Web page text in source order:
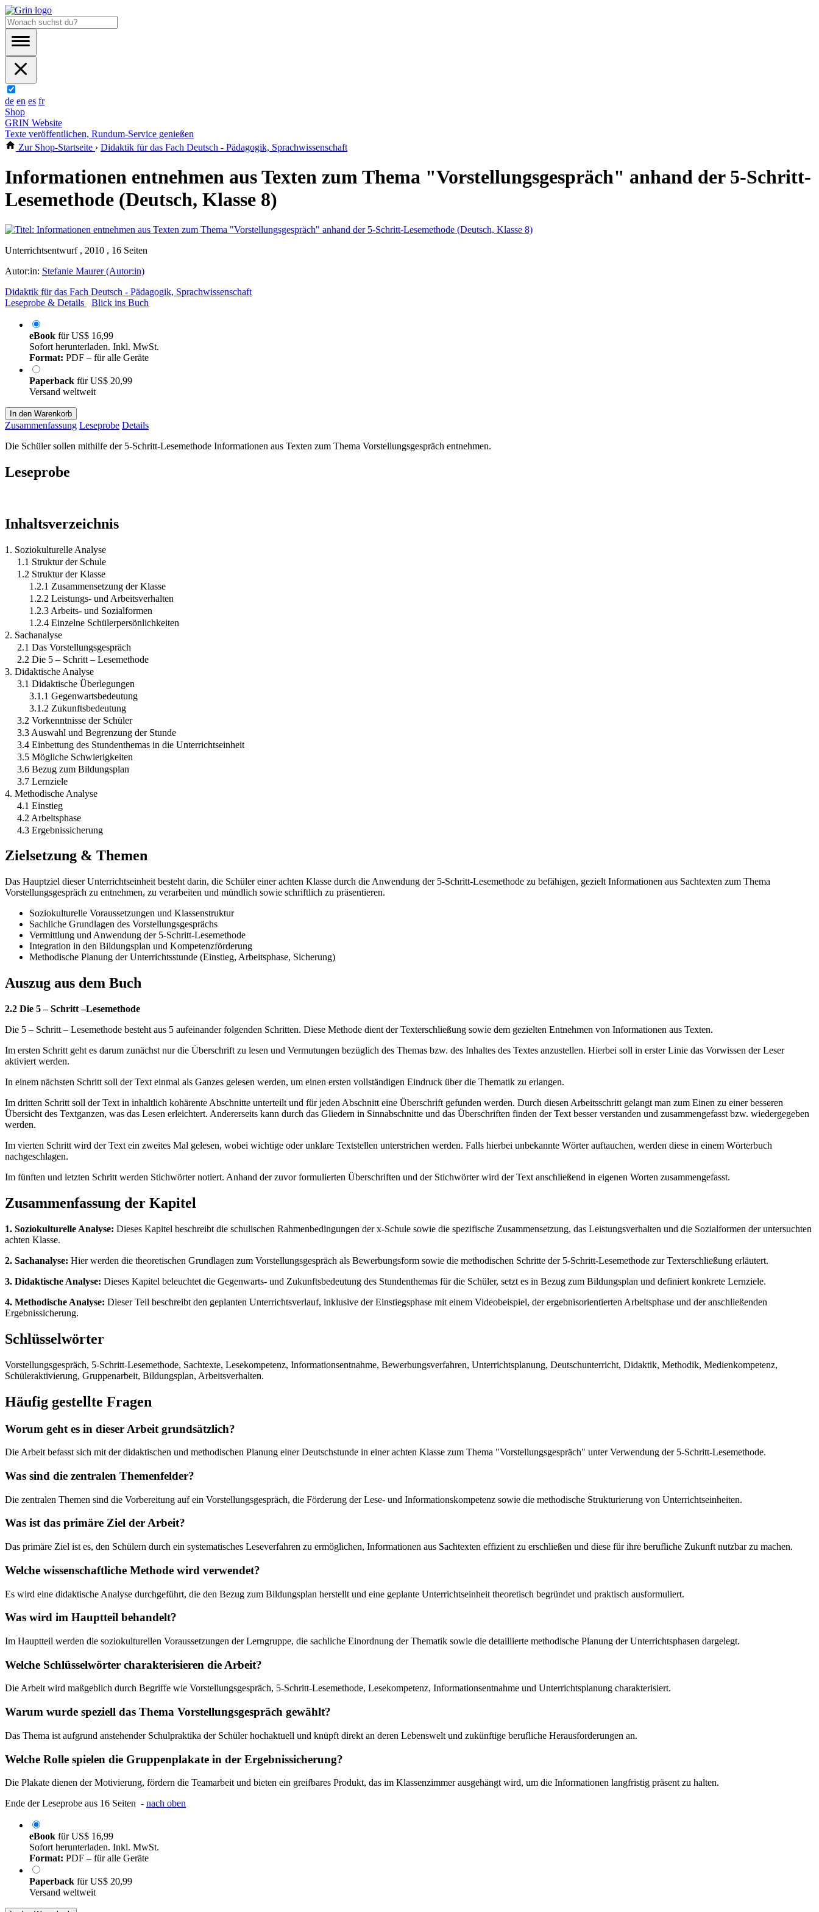
de en es fr
Shop
GRIN Website
Texte veröffentlichen, Rundum-Service genießen
Zur Shop-Startseite › Didaktik für das Fach Deutsch - Pädagogik, Sprachwissenschaft
Informationen entnehmen aus Texten zum Thema "Vorstellungsgespräch" anhand der 5-Schritt-
Lesemethode (Deutsch, Klasse 8)
Unterrichtsentwurf , 2010 , 16 Seiten
Autor:in: Stefanie Maurer (Autor:in)
Didaktik für das Fach Deutsch - Pädagogik, Sprachwissenschaft
Leseprobe & Details
Blick ins Buch
eBook fürUS$ 16,99
Sofort herunterladen. Inkl. MwSt.
Format: PDF – für alle Geräte
Paperback fürUS$ 20,99
Versand weltweit
In den Warenkorb
Zusammenfassung Leseprobe Details
Die Schüler sollen mithilfe der 5-Schritt-Lesemethode Informationen aus Texten zum Thema Vorstellungsgespräch entnehmen.
Leseprobe
Inhaltsverzeichnis
1. Soziokulturelle Analyse
1.1 Struktur der Schule
1.2 Struktur der Klasse
1.2.1 Zusammensetzung der Klasse
1.2.2 Leistungs- und Arbeitsverhalten
1.2.3 Arbeits- und Sozialformen
1.2.4 Einzelne Schülerpersönlichkeiten
2. Sachanalyse
2.1 Das Vorstellungsgespräch
2.2 Die 5 – Schritt – Lesemethode
3. Didaktische Analyse
3.1 Didaktische Überlegungen
3.1.1 Gegenwartsbedeutung
3.1.2 Zukunftsbedeutung
3.2 Vorkenntnisse der Schüler
3.3 Auswahl und Begrenzung der Stunde
3.4 Einbettung des Stundenthemas in die Unterrichtseinheit
3.5 Mögliche Schwierigkeiten
3.6 Bezug zum Bildungsplan
3.7 Lernziele
4. Methodische Analyse
4.1 Einstieg
4.2 Arbeitsphase
4.3 Ergebnissicherung
Zielsetzung & Themen
Das Hauptziel dieser Unterrichtseinheit besteht darin, die Schüler einer achten Klasse durch die Anwendung der 5-Schritt-Lesemethode zu befähigen, gezielt Informationen aus Sachtexten zum Thema
Vorstellungsgespräch zu entnehmen, zu verarbeiten und mündlich sowie schriftlich zu präsentieren.
Soziokulturelle Voraussetzungen und Klassenstruktur
Sachliche Grundlagen des Vorstellungsgesprächs
Vermittlung und Anwendung der 5-Schritt-Lesemethode
Integration in den Bildungsplan und Kompetenzförderung
Methodische Planung der Unterrichtsstunde (Einstieg, Arbeitsphase, Sicherung)
Auszug aus dem Buch
2.2 Die 5 – Schritt –Lesemethode
Die 5 – Schritt – Lesemethode besteht aus 5 aufeinander folgenden Schritten. Diese Methode dient der Texterschließung sowie dem gezielten Entnehmen von Informationen aus Texten.
Im ersten Schritt geht es darum zunächst nur die Überschrift zu lesen und Vermutungen bezüglich des Themas bzw. des Inhaltes des Textes anzustellen. Hierbei soll in erster Linie das Vorwissen der Leser
aktiviert werden.
In einem nächsten Schritt soll der Text einmal als Ganzes gelesen werden, um einen ersten vollständigen Eindruck über die Thematik zu erlangen.
Im dritten Schritt soll der Text in inhaltlich kohärente Abschnitte unterteilt und für jeden Abschnitt eine Überschrift gefunden werden. Durch diesen Arbeitsschritt gelangt man zum Einen zu einer besseren
Übersicht des Textganzen, was das Lesen erleichtert. Andererseits kann durch das Gliedern in Sinnabschnitte und das Überschriften finden der Text besser verstanden und zusammengefasst bzw. wiedergegeben
werden.
Im vierten Schritt wird der Text ein zweites Mal gelesen, wobei wichtige oder unklare Textstellen unterstrichen werden. Falls hierbei unbekannte Wörter auftauchen, werden diese in einem Wörterbuch
nachgeschlagen.
Im fünften und letzten Schritt werden Stichwörter notiert. Anhand der zuvor formulierten Überschriften und der Stichwörter wird der Text anschließend in eigenen Worten zusammengefasst.
Zusammenfassung der Kapitel
1. Soziokulturelle Analyse: Dieses Kapitel beschreibt die schulischen Rahmenbedingungen der x-Schule sowie die spezifische Zusammensetzung, das Leistungsverhalten und die Sozialformen der untersuchten
achten Klasse.
2. Sachanalyse: Hier werden die theoretischen Grundlagen zum Vorstellungsgespräch als Bewerbungsform sowie die methodischen Schritte der 5-Schritt-Lesemethode zur Texterschließung erläutert.
3. Didaktische Analyse: Dieses Kapitel beleuchtet die Gegenwarts- und Zukunftsbedeutung des Stundenthemas für die Schüler, setzt es in Bezug zum Bildungsplan und definiert konkrete Lernziele.
4. Methodische Analyse: Dieser Teil beschreibt den geplanten Unterrichtsverlauf, inklusive der Einstiegsphase mit einem Videobeispiel, der ergebnisorientierten Arbeitsphase und der anschließenden
Ergebnissicherung.
Schlüsselwörter
Vorstellungsgespräch, 5-Schritt-Lesemethode, Sachtexte, Lesekompetenz, Informationsentnahme, Bewerbungsverfahren, Unterrichtsplanung, Deutschunterricht, Didaktik, Methodik, Medienkompetenz,
Schüleraktivierung, Gruppenarbeit, Bildungsplan, Arbeitsverhalten.
Häufig gestellte Fragen
Worum geht es in dieser Arbeit grundsätzlich?
Die Arbeit befasst sich mit der didaktischen und methodischen Planung einer Deutschstunde in einer achten Klasse zum Thema "Vorstellungsgespräch" unter Verwendung der 5-Schritt-Lesemethode.
Was sind die zentralen Themenfelder?
Die zentralen Themen sind die Vorbereitung auf ein Vorstellungsgespräch, die Förderung der Lese- und Informationskompetenz sowie die methodische Strukturierung von Unterrichtseinheiten.
Was ist das primäre Ziel der Arbeit?
Das primäre Ziel ist es, den Schülern durch ein systematisches Leseverfahren zu ermöglichen, Informationen aus Sachtexten effizient zu erschließen und diese für ihre berufliche Zukunft nutzbar zu machen.
Welche wissenschaftliche Methode wird verwendet?
Es wird eine didaktische Analyse durchgeführt, die den Bezug zum Bildungsplan herstellt und eine geplante Unterrichtseinheit theoretisch begründet und praktisch ausformuliert.
Was wird im Hauptteil behandelt?
Im Hauptteil werden die soziokulturellen Voraussetzungen der Lerngruppe, die sachliche Einordnung der Thematik sowie die detaillierte methodische Planung der Unterrichtsphasen dargelegt.
Welche Schlüsselwörter charakterisieren die Arbeit?
Die Arbeit wird maßgeblich durch Begriffe wie Vorstellungsgespräch, 5-Schritt-Lesemethode, Lesekompetenz, Informationsentnahme und Unterrichtsplanung charakterisiert.
Warum wurde speziell das Thema Vorstellungsgespräch gewählt?
Das Thema ist aufgrund anstehender Schulpraktika der Schüler hochaktuell und knüpft direkt an deren Lebenswelt und zukünftige berufliche Herausforderungen an.
Welche Rolle spielen die Gruppenplakate in der Ergebnissicherung?
Die Plakate dienen der Motivierung, fördern die Teamarbeit und bieten ein greifbares Produkt, das im Klassenzimmer ausgehängt wird, um die Informationen langfristig präsent zu halten.
Ende der Leseprobe aus 16 Seiten - nach oben
eBook fürUS$ 16,99
Sofort herunterladen. Inkl. MwSt.
Format: PDF – für alle Geräte
Paperback fürUS$ 20,99
Versand weltweit